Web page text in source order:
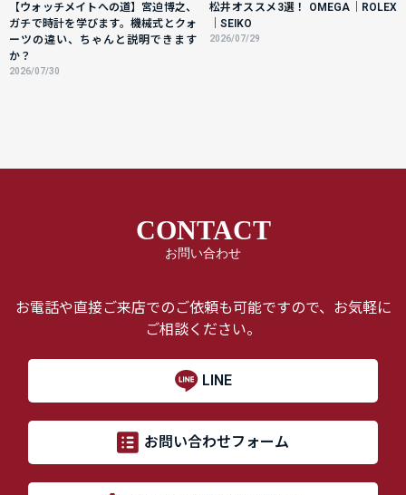
【ウォッチメイトへの道】宮迫博之、
ガチで時計を学びます。機械式とクォ
ーツの違い、ちゃんと説明できます
か？
2026/07/30
松井オススメ3選！ OMEGA｜ROLEX
｜SEIKO
2026/07/29
CONTACT
お問い合わせ
お電話や直接ご来店でのご依頼も可能ですので、お気軽に
ご相談ください。
LINE
お問い合わせフォーム